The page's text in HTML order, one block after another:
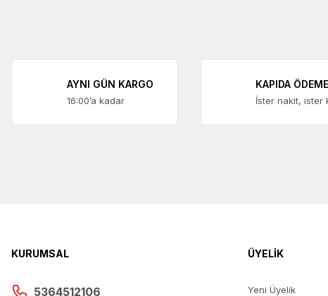
AYNI GÜN KARGO
16:00’a kadar
KAPIDA ÖDEME
İster nakit, ister
KURUMSAL
5364512106
ÜYELİK
Yeni Üyelik